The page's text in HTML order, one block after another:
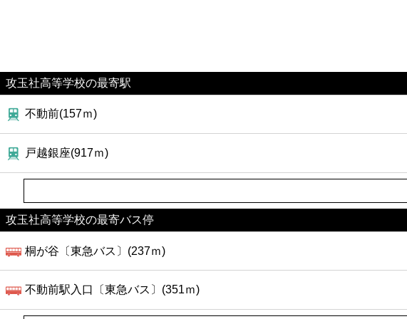
攻玉社高等学校の最寄駅
不動前(157ｍ)
戸越銀座(917ｍ)
攻玉社高等学校の最寄バス停
桐が谷〔東急バス〕(237ｍ)
不動前駅入口〔東急バス〕(351ｍ)